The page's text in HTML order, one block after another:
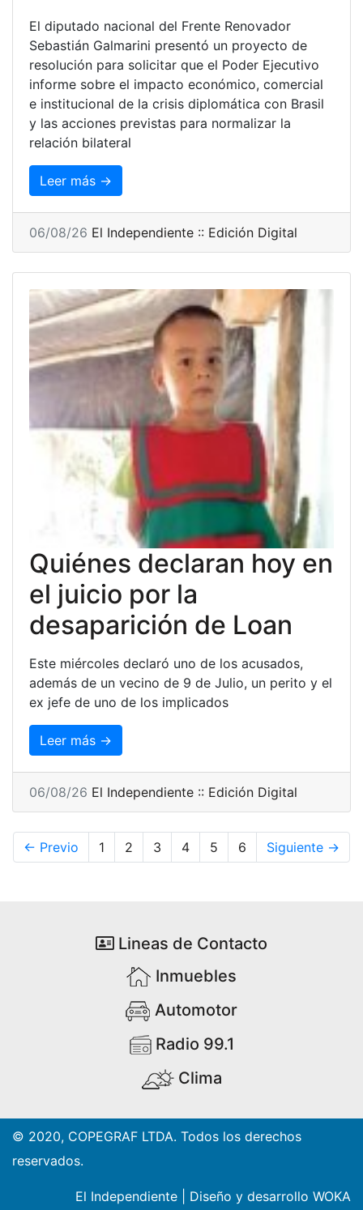
El diputado nacional del Frente Renovador
Sebastián Galmarini presentó un proyecto de
resolución para solicitar que el Poder Ejecutivo
informe sobre el impacto económico, comercial
e institucional de la crisis diplomática con Brasil
y las acciones previstas para normalizar la
relación bilateral
Leer más →
06/08/26 El Independiente :: Edición Digital
Quiénes declaran hoy en
el juicio por la
desaparición de Loan
Este miércoles declaró uno de los acusados,
además de un vecino de 9 de Julio, un perito y el
ex jefe de uno de los implicados
Leer más →
06/08/26 El Independiente :: Edición Digital
← Previo 1 2 3 4 5 6 Siguiente →
Lineas de Contacto
Inmuebles
Automotor
Radio 99.1
Clima
© 2020, COPEGRAF LTDA. Todos los derechos
reservados.
El Independiente Diseño y desarrollo WOKA